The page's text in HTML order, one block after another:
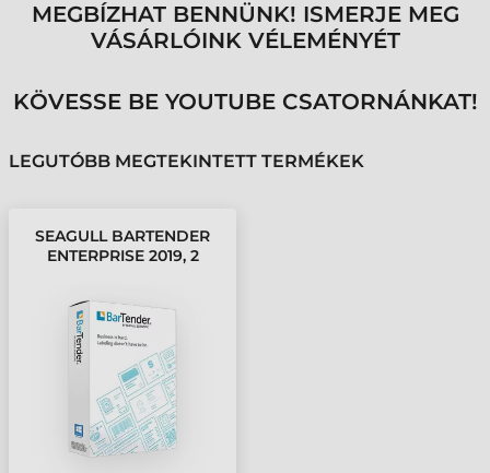
MEGBÍZHAT BENNÜNK! ISMERJE MEG
VÁSÁRLÓINK VÉLEMÉNYÉT
KÖVESSE BE YOUTUBE CSATORNÁNKAT!
LEGUTÓBB MEGTEKINTETT TERMÉKEK
SEAGULL BARTENDER
ENTERPRISE 2019, 2